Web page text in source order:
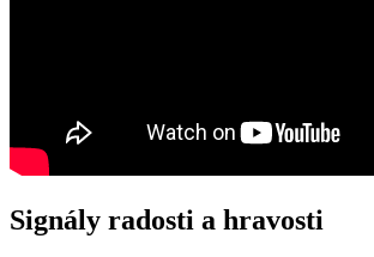
Signály radosti a hravosti